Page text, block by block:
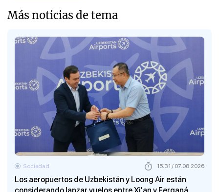
Más noticias de tema
Los aeropuertos de Uzbekistán y Loong Air están
Sociedad 15:31 / 07.08.2026